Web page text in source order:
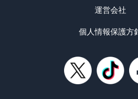
運営会社
個人情報保護方